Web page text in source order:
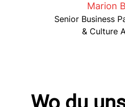
Marion
Senior Business
& Culture